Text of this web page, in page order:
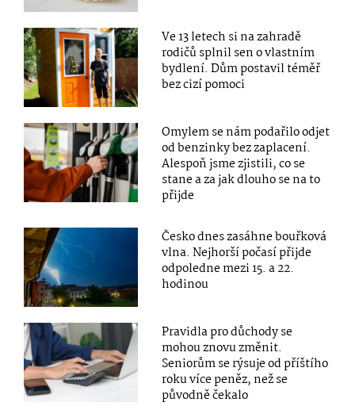
Ve 13 letech si na zahradě
rodičů splnil sen o vlastním
bydlení. Dům postavil téměř
bez cizí pomoci
Omylem se nám podařilo odjet
od benzinky bez zaplacení.
Alespoň jsme zjistili, co se
stane a za jak dlouho se na to
přijde
Česko dnes zasáhne bouřková
vlna. Nejhorší počasí přijde
odpoledne mezi 15. a 22.
hodinou
Pravidla pro důchody se
mohou znovu změnit.
Seniorům se rýsuje od příštího
roku více peněz, než se
původně čekalo